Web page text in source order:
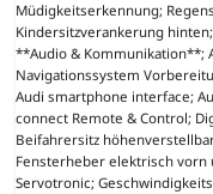
Müdigkeitserkennung;
Kindersitzverankerung
**Audio & Kommunikation**;
Navigationssystem
Audi smartphone interface;
connect Remote & Control;
Beifahrersitz
Fensterheber elektrisch
Servotronic;